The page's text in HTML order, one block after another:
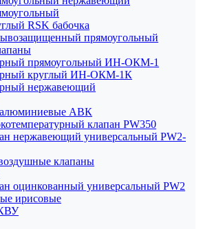
RSK бабочка
прямоугольный
прямоугольный ИН-ОКМ-1
круглый ИН-ОКМ-1К
нержавеющий
АВК
клапан PW350
нержавеющий универсальный PW2-
клапаны
оцинкованный универсальный PW2
ирисовые